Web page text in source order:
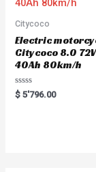
Citycoco
Electric
Citycoco 8.0
40Ah 80km/h
Rated
0
$ 5'796.00